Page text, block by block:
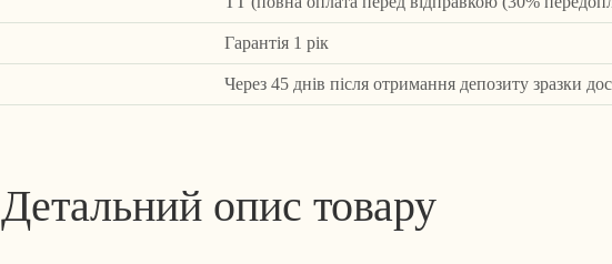
Гарантія 1 рік
Через 45 днів після отримання депозиту зразки
Детальний опис товару